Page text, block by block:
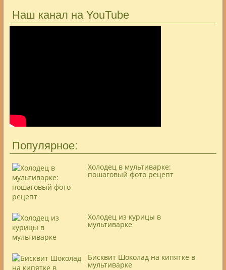
Наш канал на YouTube
Популярное:
Холодец в мультиварке:
пошаговый фото рецепт
Холодец из курицы в
мультиварке
Бисквит Шоколад на кипятке в
мультиварке